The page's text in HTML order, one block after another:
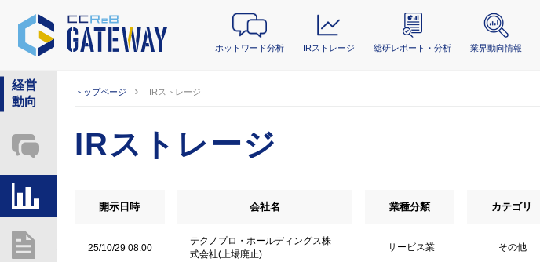
ホットワード分析 IRストレージ 総研レポート・分析 業界動向情報
経営
動向
ホットワード分析
総研レポート・分析
トップページ IRストレージ
IRストレージ
開示日時 会社名 業種分類 カテゴリ
25/10/29 08:00
テクノプロ・ホールディングス株
式会社(上場廃止)
サービス業 その他